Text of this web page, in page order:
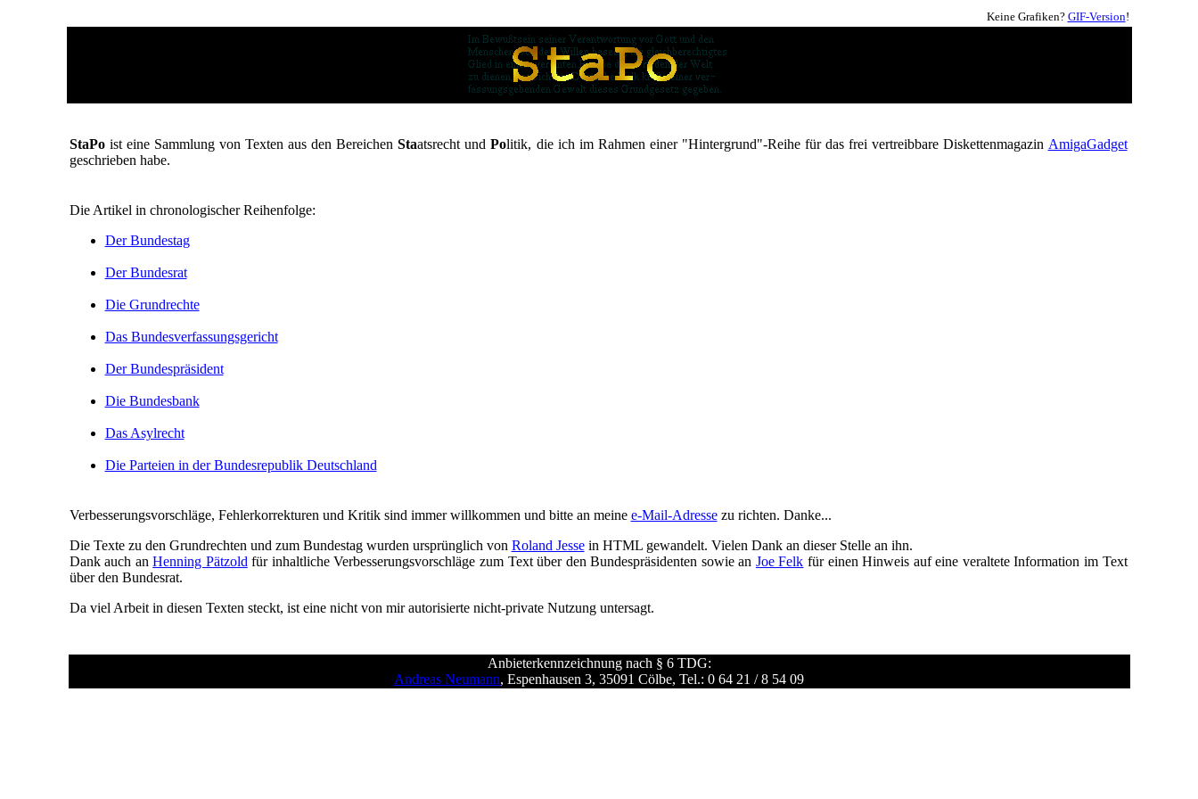
Keine Grafiken? GIF-Version!
StaPoist eine Sammlung von Texten aus den BereichenStaatsrecht undPolitik, die ich im Rahmen einer "Hintergrund"-Reihe für das frei vertreibbare Diskettenmagazin AmigaGadget
geschrieben habe.
Die Artikel in chronologischer Reihenfolge:
Der Bundestag
Der Bundesrat
Die Grundrechte
Das Bundesverfassungsgericht
Der Bundespräsident
Die Bundesbank
Das Asylrecht
Die Parteien in der Bundesrepublik Deutschland
Verbesserungsvorschläge, Fehlerkorrekturen und Kritik sind immer willkommen und bitte an meine e-Mail-Adressezu richten. Danke...
Die Texte zu den Grundrechten und zum Bundestag wurden ursprünglich von Roland Jessein HTML gewandelt. Vielen Dank an dieser Stelle an ihn.
Dank auch anHenning Pätzold für inhaltliche Verbesserungsvorschläge zum Text über den Bundespräsidenten sowie an Joe Felk für einen Hinweis auf eine veraltete Information im Text
über den Bundesrat.
Da viel Arbeit in diesen Texten steckt, ist eine nicht von mir autorisierte nicht-private Nutzung untersagt.
Anbieterkennzeichnung nach § 6 TDG:
Andreas Neumann, Espenhausen 3, 35091 Cölbe, Tel.: 0 64 21 / 8 54 09